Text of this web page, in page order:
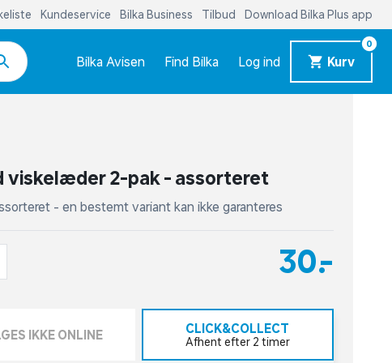
Kundeservice Bilka Business Tilbud Download Bilka Plus app
Bilka Avisen Find Bilka Log ind Kurv
0
viskelæder 2-pak - assorteret
- en bestemt variant kan ikke garanteres
30,-
IKKE ONLINE CLICK&COLLECT
Afhent efter 2 timer